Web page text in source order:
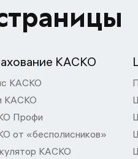
КАСКО
КАСКО
КАСКО
Профи
от «бесполисников»
КАСКО